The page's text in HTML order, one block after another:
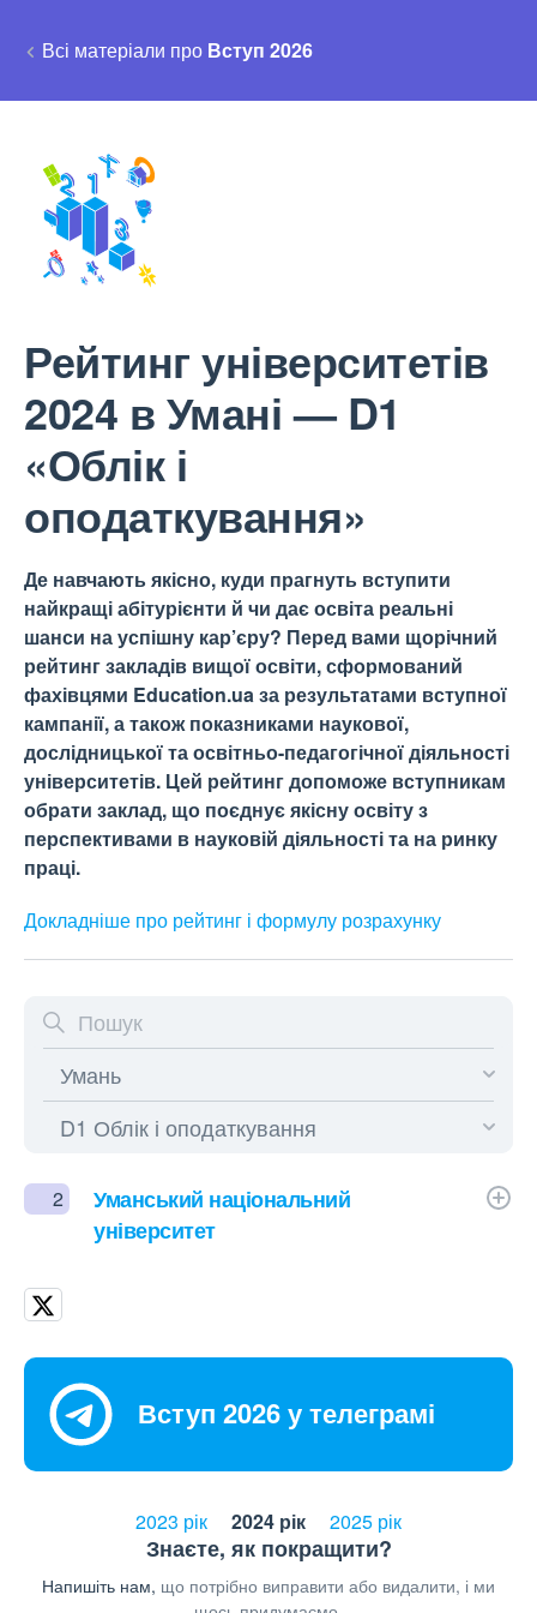
Всі матеріали про Вступ 2026
Рейтинг університетів
2024 в Умані — D1
«Облік і
оподаткування»
Де навчають якісно, куди прагнуть вступити
найкращі абітурієнти й чи дає освіта реальні
шанси на успішну кар’єру? Перед вами щорічний
рейтинг закладів вищої освіти, сформований
фахівцями Education.ua за результатами вступної
кампанії, а також показниками наукової,
дослідницької та освітньо-педагогічної діяльності
університетів. Цей рейтинг допоможе вступникам
обрати заклад, що поєднує якісну освіту з
перспективами в науковій діяльності та на ринку
праці.
Докладніше про рейтинг і формулу розрахунку
2
Уманський національний
університет
Вступ 2026 у телеграмі
2023 рік 2024 рік 2025 рік
Знаєте, як покращити?
Напишіть нам, що потрібно виправити або видалити, і ми